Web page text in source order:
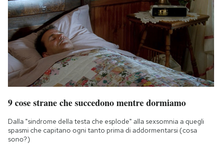
9 cose strane che succedono mentre dormiamo
Dalla "sindrome della testa che esplode" alla sexsomnia a quegli
spasmi che capitano ogni tanto prima di addormentarsi (cosa
sono?)